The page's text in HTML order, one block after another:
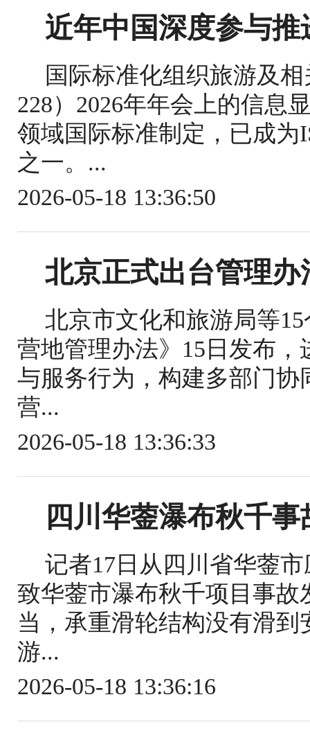
近年中国深度参与
国际标准化组织旅游及
228）2026年年会上的信息
领域国际标准制定，已成为
之一。...
2026-05-18 13:36:50
北京正式出台管理
北京市文化和旅游局等
营地管理办法》15日发布
与服务行为，构建多部门
营...
2026-05-18 13:36:33
四川华蓥瀑布秋千
记者17日从四川省华蓥
致华蓥市瀑布秋千项目事
当，承重滑轮结构没有滑
游...
2026-05-18 13:36:16